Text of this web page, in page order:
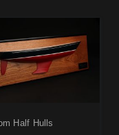
Half Hulls